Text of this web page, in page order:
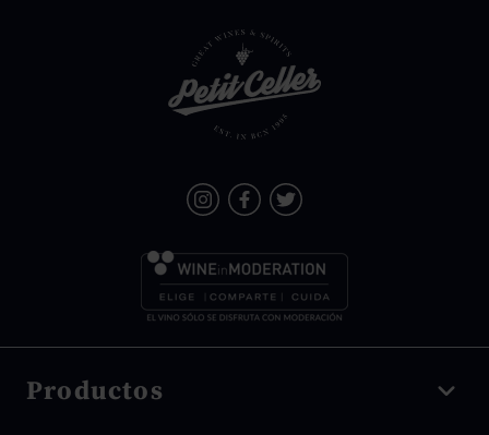
Productos